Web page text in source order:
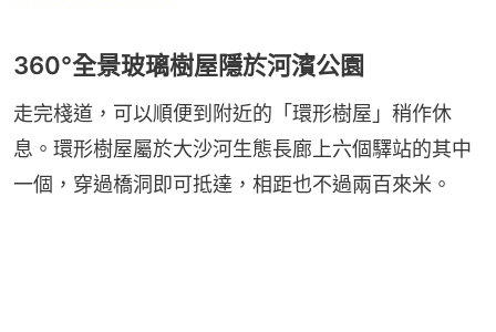
360°全景玻璃樹屋隱於河濱公園
走完棧道，可以順便到附近的「環形樹屋」稍作休
息。環形樹屋屬於大沙河生態長廊上六個驛站的其中
一個，穿過橋洞即可抵達，相距也不過兩百來米。